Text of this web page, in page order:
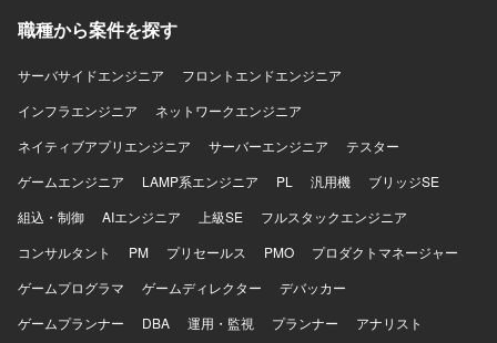
迎いたします。 【ポジションの魅力】 IFS ERPというパッ
だくことで、会計・人事・資産管理・在庫・購買・生産管
ら移行まで一連の工程に関わることで、ERP導入プロジェ
クトの全体像を理解しながらスキルアップできる環境で
す。 【開発環境】 PL/SQLを用いた開発環境下で、ERPパ
ッケージと連携するアドオンやデータ移行ロジックの実装
職種から案件を探す
サーバサイドエンジニア
フロントエンドエンジニア
インフラエンジニア
ネットワークエンジニア
ネイティブアプリエンジニア
サーバーエンジニア
テスター
ゲームエンジニア
LAMP系エンジニア PL 汎用機
ブリッジSE
組込・制御
AIエンジニア 上級SE
フルスタックエンジニア
コンサルタント
PM プリセールス PMO
プロダクトマネージャー
ゲームプログラマ
ゲームディレクター
デバッカー
ゲームプランナー
DBA 運用・監視 プランナー
アナリスト